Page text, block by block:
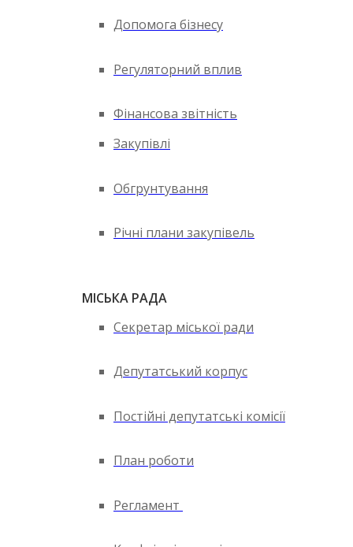
Допомога бізнесу
Регуляторний вплив
Фінансова звітність
Закупівлі
Обгрунтування
Річні плани закупівель
МІСЬКА РАДА
Секретар міської ради
Депутатський корпус
Постійні депутатські комісії
План роботи
Регламент